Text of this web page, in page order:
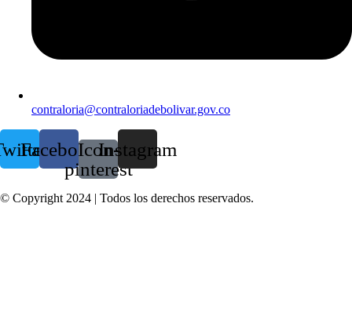
contraloria@contraloriadebolivar.gov.co
FacebookIcon-
pinterest
Instagram
© Copyright 2024 | Todos los derechos reservados.